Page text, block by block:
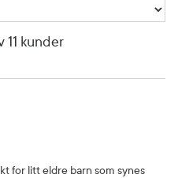
11 kunder
for litt eldre barn som synes